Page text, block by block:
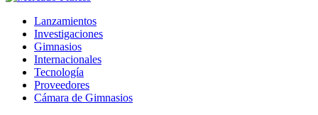
Lanzamientos
Investigaciones
Gimnasios
Internacionales
Tecnología
Proveedores
Cámara de Gimnasios